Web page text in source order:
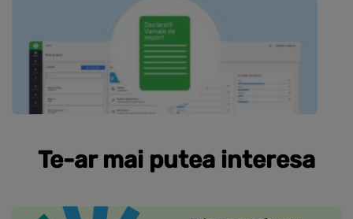
Te-ar mai putea interesa